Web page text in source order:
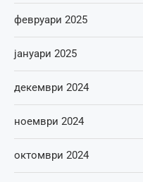
февруари 2025
јануари 2025
декември 2024
ноември 2024
октомври 2024